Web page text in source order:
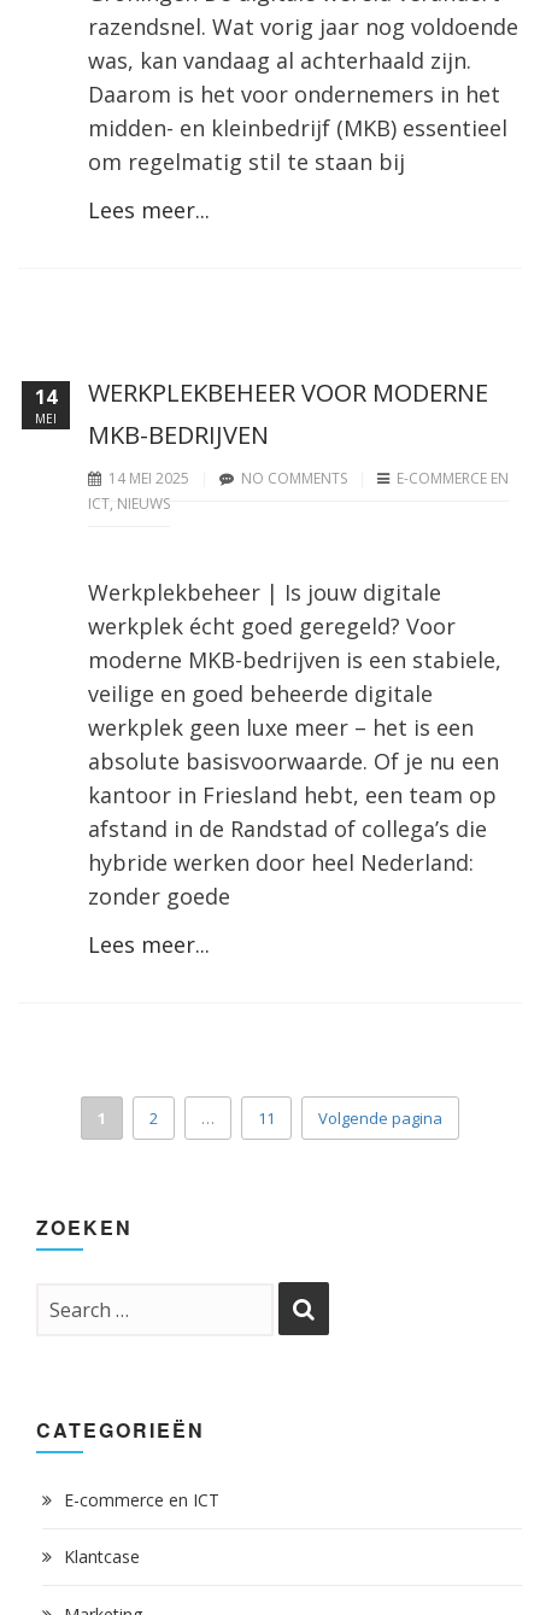
razendsnel. Wat vorig jaar nog voldoende
was, kan vandaag al achterhaald zijn.
Daarom is het voor ondernemers in het
midden- en kleinbedrijf (MKB) essentieel
om regelmatig stil te staan bij
Lees meer...
WERKPLEKBEHEER VOOR MODERNE
MKB-BEDRIJVEN
14 MEI 2025 NO COMMENTS
E-COMMERCE EN
ICT, NIEUWS
Werkplekbeheer | Is jouw digitale
werkplek écht goed geregeld? Voor
moderne MKB-bedrijven is een stabiele,
veilige en goed beheerde digitale
werkplek geen luxe meer – het is een
absolute basisvoorwaarde. Of je nu een
kantoor in Friesland hebt, een team op
afstand in de Randstad of collega’s die
hybride werken door heel Nederland:
zonder goede
Lees meer...
14
MEI
1 2 … 11 Volgende pagina
ZOEKEN
CATEGORIEËN
E-commerce en ICT
Klantcase